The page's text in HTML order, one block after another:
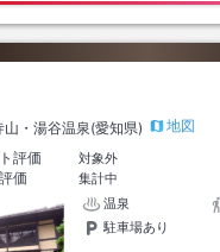
山・湯谷温泉(愛知県)
地図
評価
対象外
価
集計中
温泉
駐車場あり